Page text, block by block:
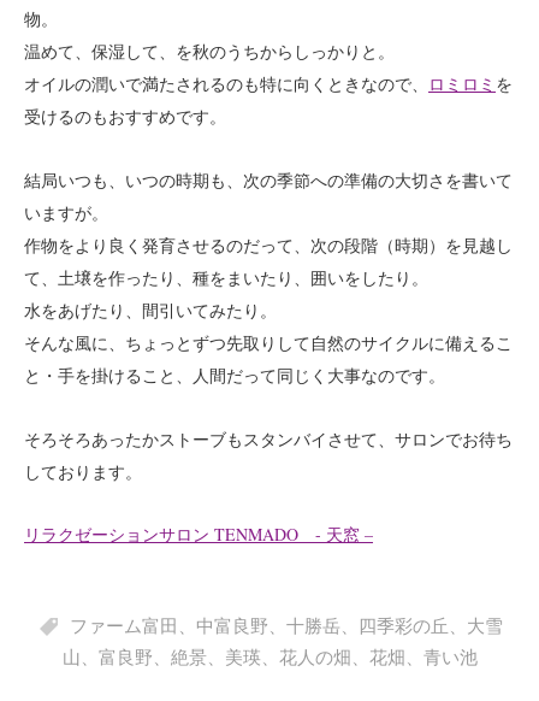
物。
温めて、保湿して、を秋のうちからしっかりと。
オイルの潤いで満たされるのも特に向くときなので、
ロミロミ を
受けるのもおすすめです。
結局いつも、いつの時期も、次の季節への準備の大切さを書いて
いますが。
作物をより良く発育させるのだって、次の段階（時期）を見越し
て、土壌を作ったり、種をまいたり、囲いをしたり。
水をあげたり、間引いてみたり。
そんな風に、ちょっとずつ先取りして自然のサイクルに備えるこ
と・手を掛けること、人間だって同じく大事なのです。
そろそろあったかストーブもスタンバイさせて、サロンでお待ち
しております。
リラクゼーションサロン TENMADO - 天窓 –
ファーム富田 中富良野 十勝岳 四季彩の丘
大雪
山、 富良野、 絶景、 美瑛、 花人の畑、 花畑、 青い池